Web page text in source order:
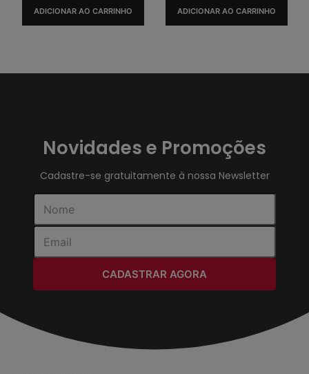
ADICIONAR AO CARRINHO ADICIONAR AO CARRINHO
Novidades e Promoções
Cadastre-se gratuitamente à nossa Newsletter
CADASTRAR AGORA